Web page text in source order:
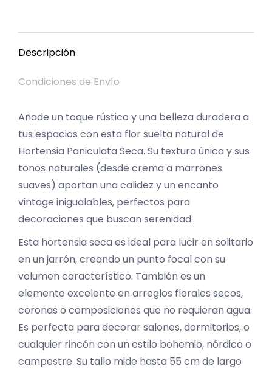
Descripción
Condiciones de Envío
Añade un toque rústico y una belleza duradera a
tus espacios con esta flor suelta natural de
Hortensia Paniculata Seca. Su textura única y sus
tonos naturales (desde crema a marrones
suaves) aportan una calidez y un encanto
vintage inigualables, perfectos para
decoraciones que buscan serenidad.
Esta hortensia seca es ideal para lucir en solitario
en un jarrón, creando un punto focal con su
volumen característico. También es un
elemento excelente en arreglos florales secos,
coronas o composiciones que no requieran agua.
Es perfecta para decorar salones, dormitorios, o
cualquier rincón con un estilo bohemio, nórdico o
campestre. Su tallo mide hasta 55 cm de largo